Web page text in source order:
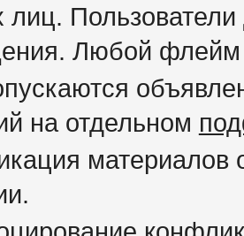
лиц.
Любой флейм
на отдельном
материалов